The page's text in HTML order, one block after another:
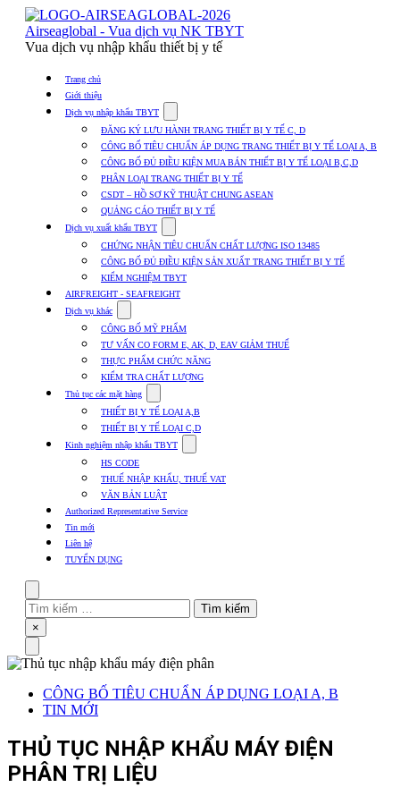
Skip
content
Airseaglobal - Vua dịch vụ NK TBYT
Vua dịch vụ nhập khẩu thiết bị y tế
Trang chủ
Giới thiệu
Dịch vụ nhập khẩu TBYT
submenu
for
Dịch
vụ
nhập
khẩu
TBYT
ĐĂNG KÝ LƯU HÀNH TRANG THIẾT BỊ Y TẾ C, D
CÔNG BỐ TIÊU CHUẨN ÁP DỤNG TRANG THIẾT BỊ Y TẾ LOẠI A, B
CÔNG BỐ ĐỦ ĐIỀU KIỆN MUA BÁN THIẾT BỊ Y TẾ LOẠI B,C,D
PHÂN LOẠI TRANG THIẾT BỊ Y TẾ
CSDT – HỒ SƠ KỸ THUẬT CHUNG ASEAN
QUẢNG CÁO THIẾT BỊ Y TẾ
Dịch vụ xuất khẩu TBYT
submenu
for
Dịch
vụ
xuất
TBYT
CHỨNG NHẬN TIÊU CHUẨN CHẤT LƯỢNG ISO 13485
CÔNG BỐ ĐỦ ĐIỀU KIỆN SẢN XUẤT TRANG THIẾT BỊ Y TẾ
KIỂM NGHIỆM TBYT
AIRFREIGHT - SEAFREIGHT
Dịch vụ khác
submenu
for
Dịch
vụ
khác
CÔNG BỐ MỸ PHẨM
TƯ VẤN CO FORM E, AK, D, EAV GIẢM THUẾ
THỰC PHẨM CHỨC NĂNG
KIỂM TRA CHẤT LƯỢNG
Thủ tục các mặt hàng
submenu
for
Thủ
tục
mặt
hàng
THIẾT BỊ Y TẾ LOẠI A,B
THIẾT BỊ Y TẾ LOẠI C,D
Kinh nghiệm nhập khẩu TBYT
submenu
Kinh
HS CODE
THUẾ NHẬP KHẨU, THUẾ VAT
VĂN BẢN LUẬT
Authorized Representative Service
Tin mới
Liên hệ
TUYỂN DỤNG
Tìm
kiếm
cho:
Close
×
CÔNG BỐ TIÊU CHUẨN ÁP DỤNG LOẠI A, B
TIN MỚI
THỦ TỤC NHẬP KHẨU MÁY ĐIỆN
PHÂN TRỊ LIỆU